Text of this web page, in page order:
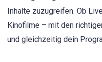
Inhalte zuzugreifen. Ob
Kinofilme – mit den
und gleichzeitig dein